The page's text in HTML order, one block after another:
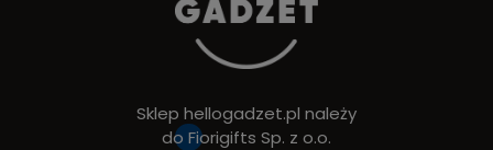
Sklep hellogadzet.pl należy
do Fiorigifts Sp. z o.o.